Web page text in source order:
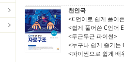
천인국
<C언어로 쉽게 풀어
<쉽게 풀어쓴 C언어
<두근두근 파이썬>
<누구나 쉽게 즐기는
<파이썬으로 쉽게 배